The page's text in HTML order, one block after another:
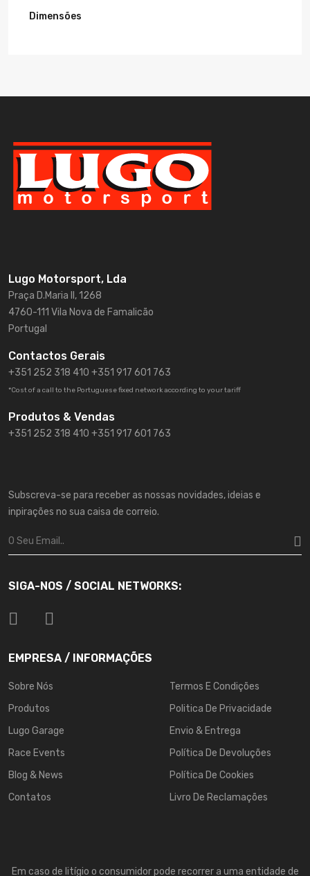
Dimensões
Lugo Motorsport, Lda
Praça D.Maria II, 1268
4760-111 Vila Nova de Famalicão
Portugal
Contactos Gerais
+351 252 318 410 +351 917 601 763
*Cost of a call to the Portuguese fixed network according to your tariff
Produtos & Vendas
+351 252 318 410 +351 917 601 763
Subscreva-se para receber as nossas novidades, ideias e
inpirações no sua caisa de correio.
SIGA-NOS / SOCIAL NETWORKS:
EMPRESA / INFORMAÇÕES
Sobre Nós
Produtos
Lugo Garage
Race Events
Blog & News
Contatos
Termos E Condições
Politica De Privacidade
Envio & Entrega
Política De Devoluções
Política De Cookies
Livro De Reclamações
Em caso de litígio o consumidor pode recorrer a uma entidade de